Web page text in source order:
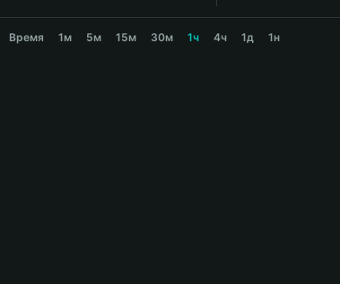
Bahasa Indonesia
Время 1м 5м 15м 30м 1ч 4ч 1д 1н